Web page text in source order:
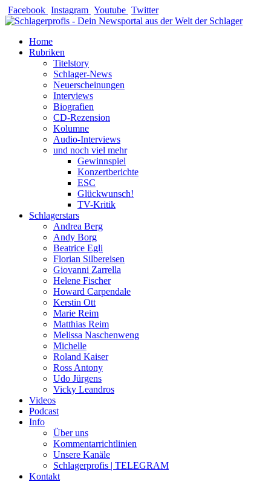
Zum
Inhalt
Facebook Instagram Youtube Twitter
Home
Rubriken
Titelstory
Schlager-News
Neuerscheinungen
Interviews
Biografien
CD-Rezension
Kolumne
Audio-Interviews
und noch viel mehr
Gewinnspiel
Konzertberichte
ESC
Glückwunsch!
TV-Kritik
Schlagerstars
Andrea Berg
Andy Borg
Beatrice Egli
Florian Silbereisen
Giovanni Zarrella
Helene Fischer
Howard Carpendale
Kerstin Ott
Marie Reim
Matthias Reim
Melissa Naschenweng
Michelle
Roland Kaiser
Ross Antony
Udo Jürgens
Vicky Leandros
Videos
Podcast
Info
Über uns
Kommentarrichtlinien
Unsere Kanäle
Schlagerprofis | TELEGRAM
Kontakt